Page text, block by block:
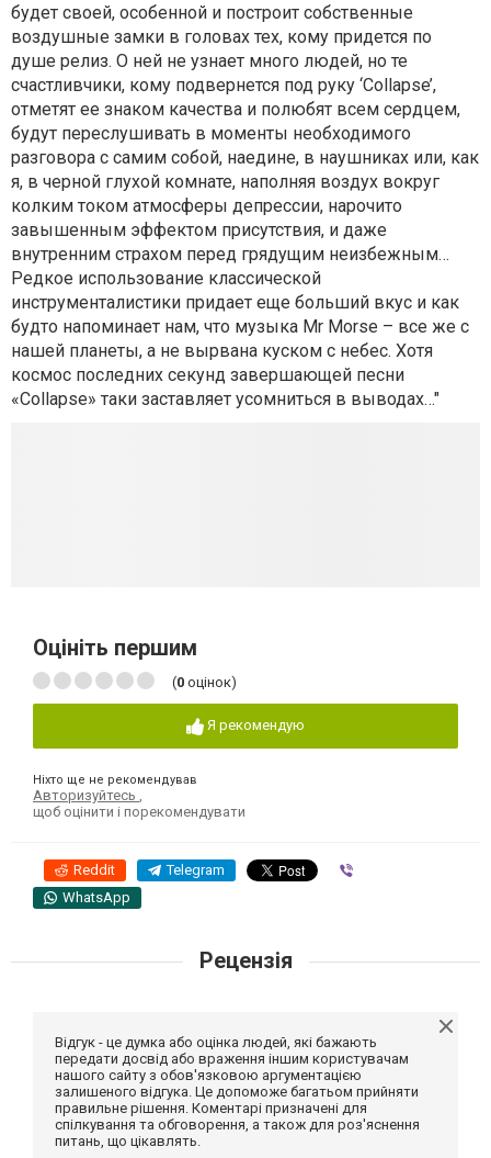
будет своей, особенной и построит собственные
воздушные замки в головах тех, кому придется по
душе релиз. О ней не узнает много людей, но те
счастливчики, кому подвернется под руку ‘Collapse’,
отметят ее знаком качества и полюбят всем сердцем,
будут переслушивать в моменты необходимого
разговора с самим собой, наедине, в наушниках или, как
я, в черной глухой комнате, наполняя воздух вокруг
колким током атмосферы депрессии, нарочито
завышенным эффектом присутствия, и даже
внутренним страхом перед грядущим неизбежным…
Редкое использование классической
инструменталистики придает еще больший вкус и как
будто напоминает нам, что музыка Mr Morse – все же с
нашей планеты, а не вырвана куском с небес. Хотя
космос последних секунд завершающей песни
«Collapse» таки заставляет усомниться в выводах…"
Оцініть першим
(0 оцінок)
Я рекомендую
Ніхто ще не рекомендував
Авторизуйтесь
щоб оцінити і порекомендувати
Reddit Telegram
WhatsApp
Рецензія
Відгук - це думка або оцінка людей, які бажають
передати досвід або враження іншим користувачам
нашого сайту з обов'язковою аргументацією
залишеного відгука. Це допоможе багатьом прийняти
правильне рішення. Коментарі призначені для
спілкування та обговорення, а також для роз'яснення
питань, що цікавлять.